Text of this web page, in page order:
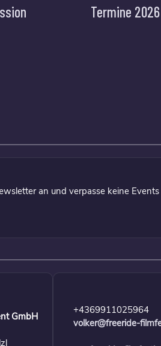
Termine 2026
an und verpasse keine
GmbH
+4369911025964
volker@freeride-